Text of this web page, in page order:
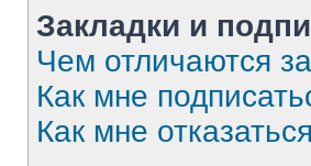
Закладки и
Чем отличаются
Как мне
Как мне